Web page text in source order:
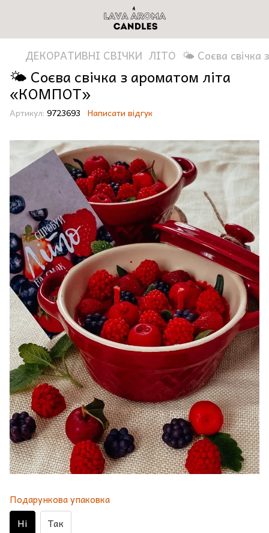
ДЕКОРАТИВНІ СВІЧКИ ЛІТО 🌤 Соєва
🌤 Соєва свічка з ароматом літа
«КОМПОТ»
Артикул: 9723693 Написати відгук
Подарункова упаковка
Ні Так